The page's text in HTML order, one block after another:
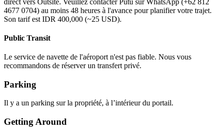
4677 0704) au moins 48 heures à l'avance pour planifier votre trajet.
Son tarif est IDR 400,000 (~25 USD).
Public Transit
Le service de navette de l'aéroport n'est pas fiable. Nous vous
recommandons de réserver un transfert privé.
Parking
Il y a un parking sur la propriété, à l’intérieur du portail.
Getting Around